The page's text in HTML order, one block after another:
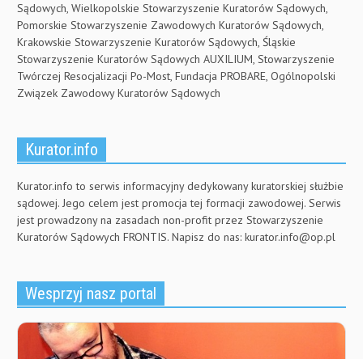
Sądowych, Wielkopolskie Stowarzyszenie Kuratorów Sądowych,
Pomorskie Stowarzyszenie Zawodowych Kuratorów Sądowych,
Krakowskie Stowarzyszenie Kuratorów Sądowych, Śląskie
Stowarzyszenie Kuratorów Sądowych AUXILIUM, Stowarzyszenie
Twórczej Resocjalizacji Po-Most, Fundacja PROBARE, Ogólnopolski
Związek Zawodowy Kuratorów Sądowych
Kurator.info
Kurator.info to serwis informacyjny dedykowany kuratorskiej służbie
sądowej. Jego celem jest promocja tej formacji zawodowej. Serwis
jest prowadzony na zasadach non-profit przez Stowarzyszenie
Kuratorów Sądowych FRONTIS. Napisz do nas: kurator.info@op.pl
Wesprzyj nasz portal